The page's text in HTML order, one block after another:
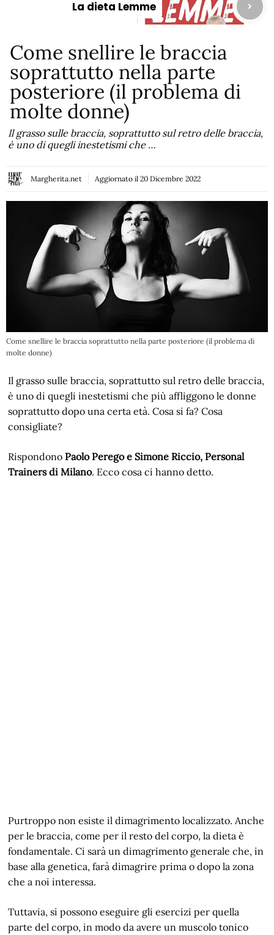
La dieta Lemme
Come snellire le braccia
soprattutto nella parte
posteriore (il problema di
molte donne)
Il grasso sulle braccia, soprattutto sul retro delle braccia,
è uno di quegli inestetismi che …
Margherita.net Aggiornato il 20 Dicembre 2022
Come snellire le braccia soprattutto nella parte posteriore (il problema di
molte donne)
Il grasso sulle braccia, soprattutto sul retro delle braccia,
è uno di quegli inestetismi che più affliggono le donne
soprattutto dopo una certa età. Cosa si fa? Cosa
consigliate?
RispondonoPaolo Perego e Simone Riccio, Personal
Trainers di Milano. Ecco cosa ci hanno detto.
Purtroppo non esiste il dimagrimento localizzato. Anche
per le braccia, come per il resto del corpo, la dieta è
fondamentale. Ci sarà un dimagrimento generale che, in
base alla genetica, farà dimagrire prima o dopo la zona
che a noi interessa.
Tuttavia, si possono eseguire gli esercizi per quella
parte del corpo, in modo da avere un muscolo tonico